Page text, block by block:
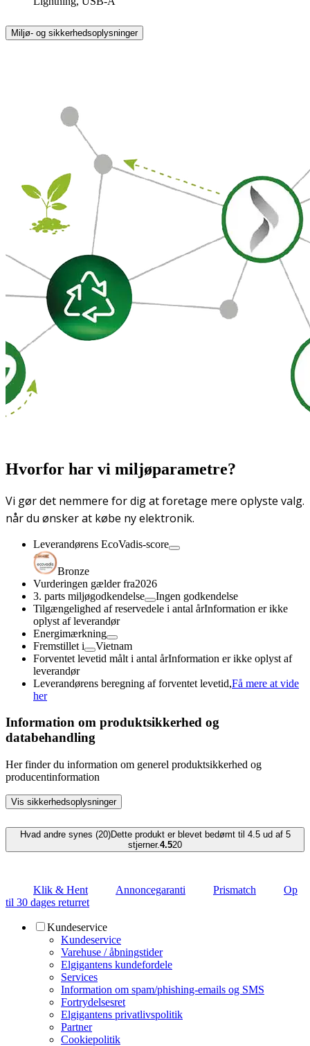
Miljø- og sikkerhedsoplysninger
Hvorfor har vi miljøparametre?
Vi gør det nemmere for dig at foretage mere oplyste valg.
når du ønsker at købe ny elektronik.
Leverandørens EcoVadis-score
Bronze
Vurderingen gælder fra2026
3. parts miljøgodkendelse
Ingen godkendelse
Tilgængelighed af reservedele i antal årInformation er ikke
oplyst af leverandør
Energimærkning
Fremstillet i
Vietnam
Forventet levetid målt i antal årInformation er ikke oplyst af
leverandør
Leverandørens beregning af forventet levetid,Få mere at vide
her
Information om produktsikkerhed og
databehandling
Her finder du information om generel produktsikkerhed og
producentinformation
Vis sikkerhedsoplysninger
Hvad andre synes (20)Dette produkt er blevet bedømt til 4.5 ud af 5
stjerner.4.520
Klik & Hent Annoncegaranti Prismatch
Op
til 30 dages returret
Kundeservice
Kundeservice
Varehuse / åbningstider
Elgigantens kundefordele
Services
Information om spam/phishing-emails og SMS
Fortrydelsesret
Elgigantens privatlivspolitik
Partner
Cookiepolitik